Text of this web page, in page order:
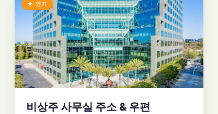
★ 인기
비상주 사무실 주소 & 우편